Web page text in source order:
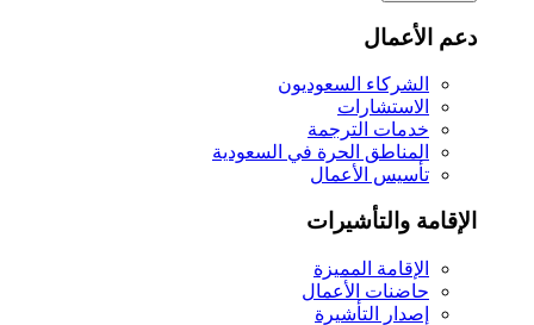
دعم الأعمال
الشركاء السعوديون
الاستشارات
خدمات الترجمة
المناطق الحرة في السعودية
تأسيس الأعمال
الإقامة والتأشيرات
الإقامة المميزة
حاضنات الأعمال
إصدار التأشيرة